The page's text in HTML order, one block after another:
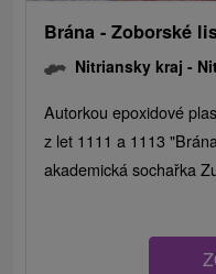
Brána - Zoborské
Nitriansky kraj -
Autorkou epoxidové
z let 1111 a 1113
akademická sochařka